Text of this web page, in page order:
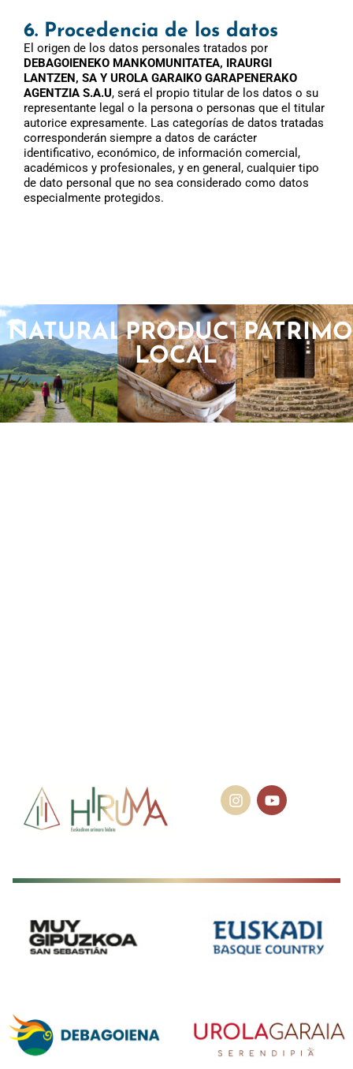
6. Procedencia de los datos
El origen de los datos personales tratados por
DEBAGOIENEKO MANKOMUNITATEA, IRAURGI
LANTZEN, SA Y UROLA GARAIKO GARAPENERAKO
AGENTZIA S.A.U, será el propio titular de los datos o su
representante legal o la persona o personas que el titular
autorice expresamente. Las categorías de datos tratadas
corresponderán siempre a datos de carácter
identificativo, económico, de información comercial,
académicos y profesionales, y en general, cualquier tipo
de dato personal que no sea considerado como datos
especialmente protegidos.
NATURALEZAPRODUCTO
LOCAL